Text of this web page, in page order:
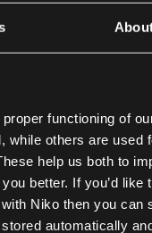
functioning of
while others are used
help us both to
better. If you’d like
Niko then you can
automatically
and
with two new